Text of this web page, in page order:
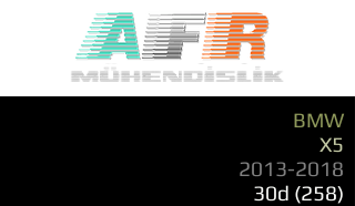
BMW
X5
2013-2018
30d (258)